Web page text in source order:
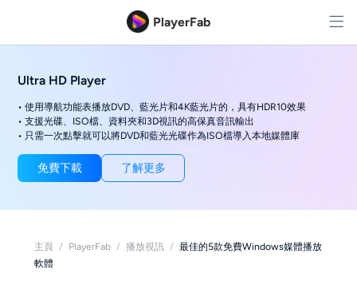
PlayerFab
Ultra HD Player
• 使用導航功能表播放DVD、藍光片和4K藍光片的，具有HDR10效果
• 支援光碟、ISO檔、資料夾和3D視訊的高保真音訊輸出
• 只需一次點擊就可以將DVD和藍光光碟作為ISO檔導入本地媒體庫
免費下載 了解更多
主頁 / PlayerFab / 播放視訊 / 最佳的5款免費Windows媒體播放
軟體